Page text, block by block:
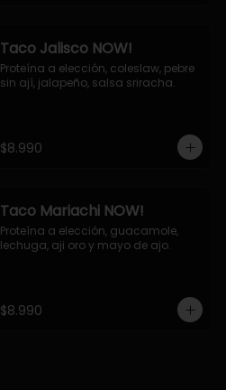
Taco Jalisco NOW!
Proteína a elección, coleslaw, pebre
sin ají, jalapeño, salsa sriracha.
$8.990
Taco Mariachi NOW!
Proteína a elección, guacamole,
lechuga, aji oro y mayo de ajo.
$8.990